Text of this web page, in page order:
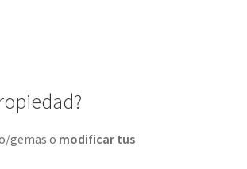
gemas o modificar tus